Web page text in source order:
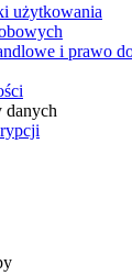
użytkowania
i prawo
danych